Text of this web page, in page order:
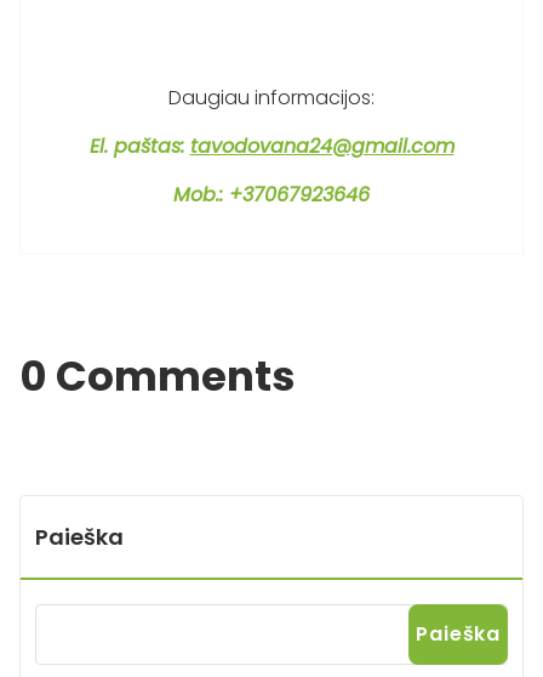
Daugiau informacijos:
El. paštas: tavodovana24@gmail.com
Mob.: +37067923646
0 Comments
Paieška
Paieška